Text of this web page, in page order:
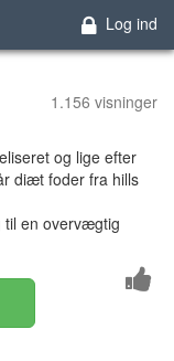
Log ind
1.156 visninger
og lige efter
diæt foder fra hills
til en overvægtig